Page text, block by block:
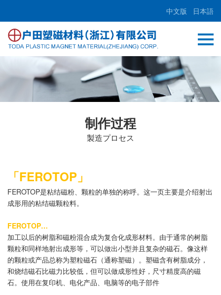
中文版 日本語
制作过程
製造プロセス
「FEROTOP」
FEROTOP是粘结磁粉、颗粒的单独的称呼。这一页主要是介绍射出
成形用的粘结磁颗粒料。
FEROTOP…
加工以后的树脂和磁粉混合成为复合化成形材料。由于通常的树脂
颗粒和同样地射出成形等，可以做出小型并且复杂的磁石。像这样
的颗粒或产品总称为塑粒磁石（通称塑磁）。塑磁含有树脂成分，
和烧结磁石比磁力比较低，但可以做成形性好，尺寸精度高的磁
石。使用在复印机、电化产品、电脑等的电子部件